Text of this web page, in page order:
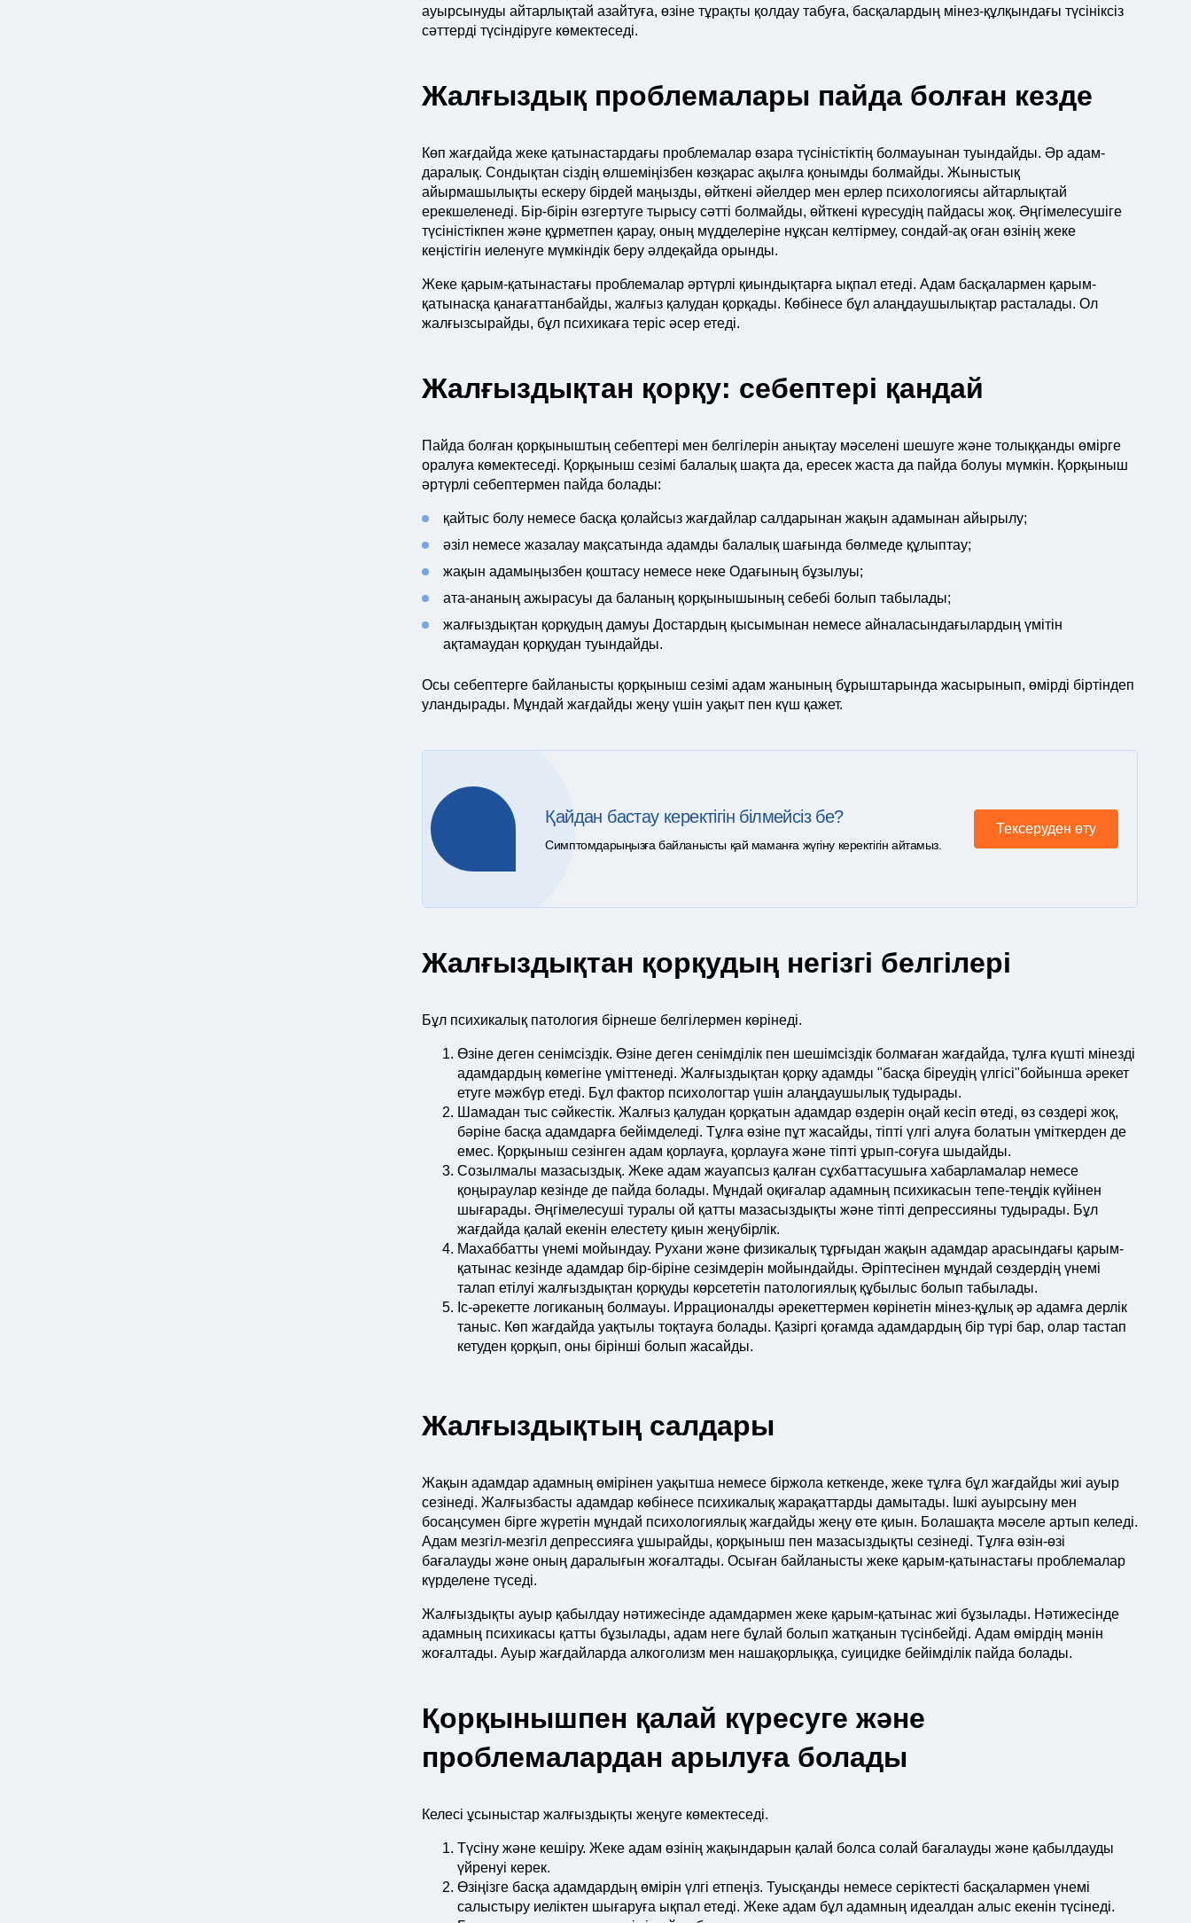
ауырсынуды айтарлықтай азайтуға, өзіне тұрақты қолдау табуға, басқалардың мінез-құлқындағы түсініксіз
сәттерді түсіндіруге көмектеседі.
Жалғыздық проблемалары пайда болған кезде
Көп жағдайда жеке қатынастардағы проблемалар өзара түсіністіктің болмауынан туындайды. Әр адам-
даралық. Сондықтан сіздің өлшеміңізбен көзқарас ақылға қонымды болмайды. Жыныстық
айырмашылықты ескеру бірдей маңызды, өйткені әйелдер мен ерлер психологиясы айтарлықтай
ерекшеленеді. Бір-бірін өзгертуге тырысу сәтті болмайды, өйткені күресудің пайдасы жоқ. Әңгімелесушіге
түсіністікпен және құрметпен қарау, оның мүдделеріне нұқсан келтірмеу, сондай-ақ оған өзінің жеке
кеңістігін иеленуге мүмкіндік беру әлдеқайда орынды.
Жеке қарым-қатынастағы проблемалар әртүрлі қиындықтарға ықпал етеді. Адам басқалармен қарым-
қатынасқа қанағаттанбайды, жалғыз қалудан қорқады. Көбінесе бұл алаңдаушылықтар расталады. Ол
жалғызсырайды, бұл психикаға теріс әсер етеді.
Жалғыздықтан қорқу: себептері қандай
Пайда болған қорқыныштың себептері мен белгілерін анықтау мәселені шешуге және толыққанды өмірге
оралуға көмектеседі. Қорқыныш сезімі балалық шақта да, ересек жаста да пайда болуы мүмкін. Қорқыныш
әртүрлі себептермен пайда болады:
қайтыс болу немесе басқа қолайсыз жағдайлар салдарынан жақын адамынан айырылу;
әзіл немесе жазалау мақсатында адамды балалық шағында бөлмеде құлыптау;
жақын адамыңызбен қоштасу немесе неке Одағының бұзылуы;
ата-ананың ажырасуы да баланың қорқынышының себебі болып табылады;
жалғыздықтан қорқудың дамуы Достардың қысымынан немесе айналасындағылардың үмітін
ақтамаудан қорқудан туындайды.
Осы себептерге байланысты қорқыныш сезімі адам жанының бұрыштарында жасырынып, өмірді біртіндеп
уландырады. Мұндай жағдайды жеңу үшін уақыт пен күш қажет.
Қайдан бастау керектігін білмейсіз бе?
Симптомдарыңызға байланысты қай маманға жүгіну керектігін айтамыз.
Тексеруден өту
Жалғыздықтан қорқудың негізгі белгілері
Бұл психикалық патология бірнеше белгілермен көрінеді.
Өзіне деген сенімсіздік. Өзіне деген сенімділік пен шешімсіздік болмаған жағдайда, тұлға күшті мінезді
адамдардың көмегіне үміттенеді. Жалғыздықтан қорқу адамды "басқа біреудің үлгісі"бойынша әрекет
етуге мәжбүр етеді. Бұл фактор психологтар үшін алаңдаушылық тудырады.
Шамадан тыс сәйкестік. Жалғыз қалудан қорқатын адамдар өздерін оңай кесіп өтеді, өз сөздері жоқ,
бәріне басқа адамдарға бейімделеді. Тұлға өзіне пұт жасайды, тіпті үлгі алуға болатын үміткерден де
емес. Қорқыныш сезінген адам қорлауға, қорлауға және тіпті ұрып-соғуға шыдайды.
Созылмалы мазасыздық. Жеке адам жауапсыз қалған сұхбаттасушыға хабарламалар немесе
қоңыраулар кезінде де пайда болады. Мұндай оқиғалар адамның психикасын тепе-теңдік күйінен
шығарады. Әңгімелесуші туралы ой қатты мазасыздықты және тіпті депрессияны тудырады. Бұл
жағдайда қалай екенін елестету қиын жеңубірлік.
Махаббатты үнемі мойындау. Рухани және физикалық тұрғыдан жақын адамдар арасындағы қарым-
қатынас кезінде адамдар бір-біріне сезімдерін мойындайды. Әріптесінен мұндай сөздердің үнемі
талап етілуі жалғыздықтан қорқуды көрсететін патологиялық құбылыс болып табылады.
Іс-әрекетте логиканың болмауы. Иррационалды әрекеттермен көрінетін мінез-құлық әр адамға дерлік
таныс. Көп жағдайда уақтылы тоқтауға болады. Қазіргі қоғамда адамдардың бір түрі бар, олар тастап
кетуден қорқып, оны бірінші болып жасайды.
Жалғыздықтың салдары
Жақын адамдар адамның өмірінен уақытша немесе біржола кеткенде, жеке тұлға бұл жағдайды жиі ауыр
сезінеді. Жалғызбасты адамдар көбінесе психикалық жарақаттарды дамытады. Ішкі ауырсыну мен
босаңсумен бірге жүретін мұндай психологиялық жағдайды жеңу өте қиын. Болашақта мәселе артып келеді.
Адам мезгіл-мезгіл депрессияға ұшырайды, қорқыныш пен мазасыздықты сезінеді. Тұлға өзін-өзі
бағалауды және оның даралығын жоғалтады. Осыған байланысты жеке қарым-қатынастағы проблемалар
күрделене түседі.
Жалғыздықты ауыр қабылдау нәтижесінде адамдармен жеке қарым-қатынас жиі бұзылады. Нәтижесінде
адамның психикасы қатты бұзылады, адам неге бұлай болып жатқанын түсінбейді. Адам өмірдің мәнін
жоғалтады. Ауыр жағдайларда алкоголизм мен нашақорлыққа, суицидке бейімділік пайда болады.
Қорқынышпен қалай күресуге және
проблемалардан арылуға болады
Келесі ұсыныстар жалғыздықты жеңуге көмектеседі.
Түсіну және кешіру. Жеке адам өзінің жақындарын қалай болса солай бағалауды және қабылдауды
үйренуі керек.
Өзіңізге басқа адамдардың өмірін үлгі етпеңіз. Туысқанды немесе серіктесті басқалармен үнемі
салыстыру иеліктен шығаруға ықпал етеді. Жеке адам бұл адамның идеалдан алыс екенін түсінеді.